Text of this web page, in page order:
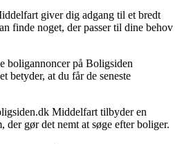
giver dig adgang til et bredt
finde noget, der passer til dine behov
boligannoncer på Boligsiden
betyder, at du får de seneste
Middelfart tilbyder en
gør det nemt at søge efter boliger.